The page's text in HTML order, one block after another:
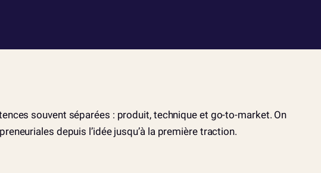
souvent séparées : produit, technique et go-to-market. On
depuis l’idée jusqu’à la première traction.